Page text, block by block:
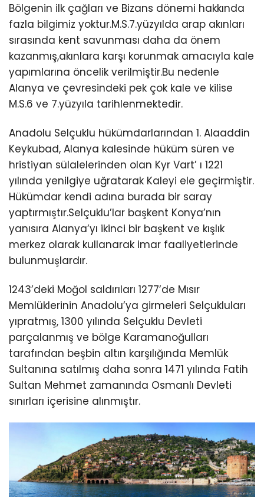
Bölgenin ilk çağları ve Bizans dönemi hakkında
fazla bilgimiz yoktur.M.S.7.yüzyılda arap akınları
sırasında kent savunması daha da önem
kazanmış,akınlara karşı korunmak amacıyla kale
yapımlarına öncelik verilmiştir.Bu nedenle
Alanya ve çevresindeki pek çok kale ve kilise
M.S.6 ve 7.yüzyıla tarihlenmektedir.
Anadolu Selçuklu hükümdarlarından 1. Alaaddin
Keykubad, Alanya kalesinde hüküm süren ve
hristiyan sülalelerinden olan Kyr Vart’ ı 1221
yılında yenilgiye uğratarak Kaleyi ele geçirmiştir.
Hükümdar kendi adına burada bir saray
yaptırmıştır.Selçuklu’lar başkent Konya’nın
yanısıra Alanya’yı ikinci bir başkent ve kışlık
merkez olarak kullanarak imar faaliyetlerinde
bulunmuşlardır.
1243’deki Moğol saldırıları 1277’de Mısır
Memlüklerinin Anadolu’ya girmeleri Selçukluları
yıpratmış, 1300 yılında Selçuklu Devleti
parçalanmış ve bölge Karamanoğulları
tarafından beşbin altın karşılığında Memlük
Sultanına satılmış daha sonra 1471 yılında Fatih
Sultan Mehmet zamanında Osmanlı Devleti
sınırları içerisine alınmıştır.